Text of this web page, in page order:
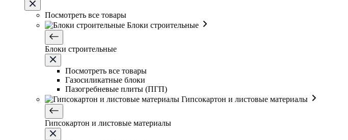
Посмотреть все товары
Блоки строительные
Блоки строительные
Посмотреть все товары
Газосиликатные блоки
Пазогребневые плиты (ПГП)
Гипсокартон и листовые материалы
Гипсокартон и листовые материалы